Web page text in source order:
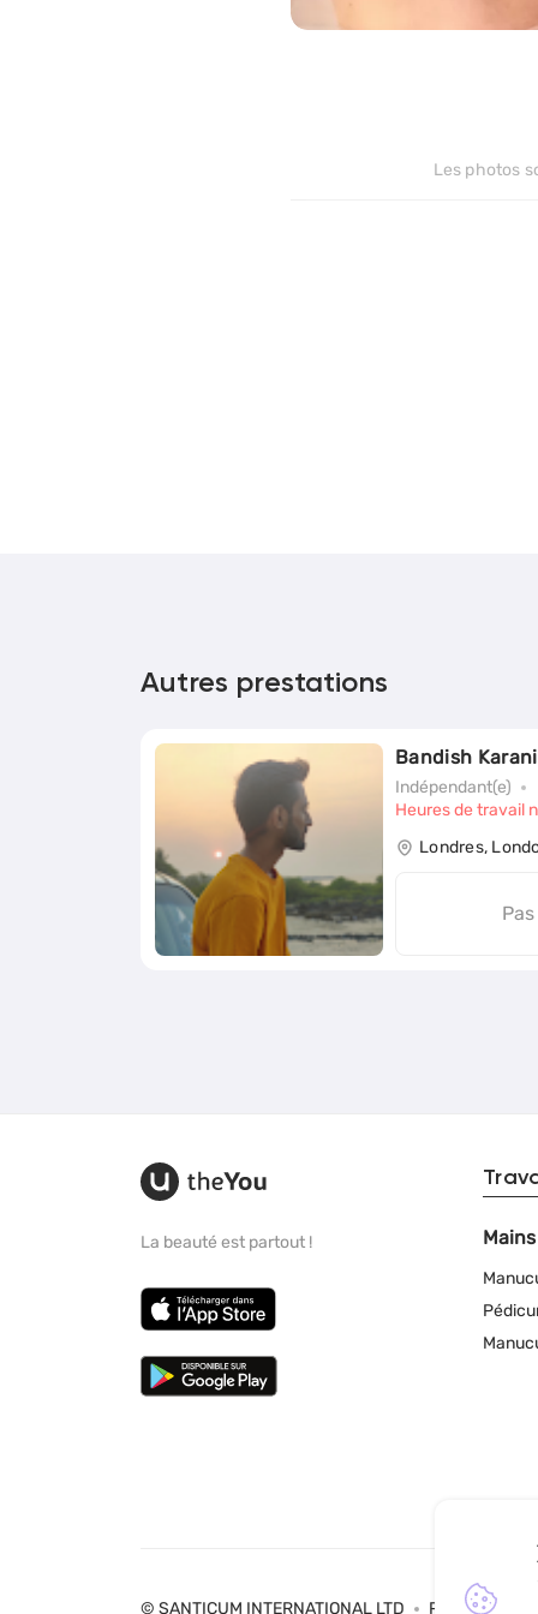
Les photos
Autres prestations
Bandish Karani
Indépendant(e)
Heures de travail
Londres,
La beauté est partout !
© SANTICUM INTERNATIONAL LTD Politique de